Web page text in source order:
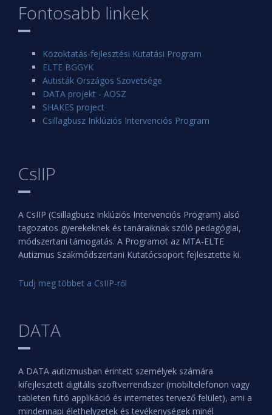
Fontosabb linkek
Közoktatás-fejlesztési Kutatási Program
ELTE BGGYK
Autisták Országos Szövetsége
DATA projekt - AOSZ
SHAKES project
Csillagbusz Inklúziós Intervenciós Program
CsIIP
A CsIIP (Csillagbusz Inklúziós Intervenciós Program) alsó
tagozatos gyerekeknek és tanáraiknak szóló pedagógiai,
módszertani támogatás. A Programot az MTA-ELTE
Autizmus Szakmódszertani Kutatócsoport fejlesztette ki.
Tudj meg többet a CsIIP-ről
DATA
A DATA autizmusban érintett személyek számára
kifejlesztett digitális szoftverrendszer (mobiltelefonon vagy
tableten futó applikáció és internetes tervező felület), ami a
mindennapi élethelyzetek és tevékenységek minél